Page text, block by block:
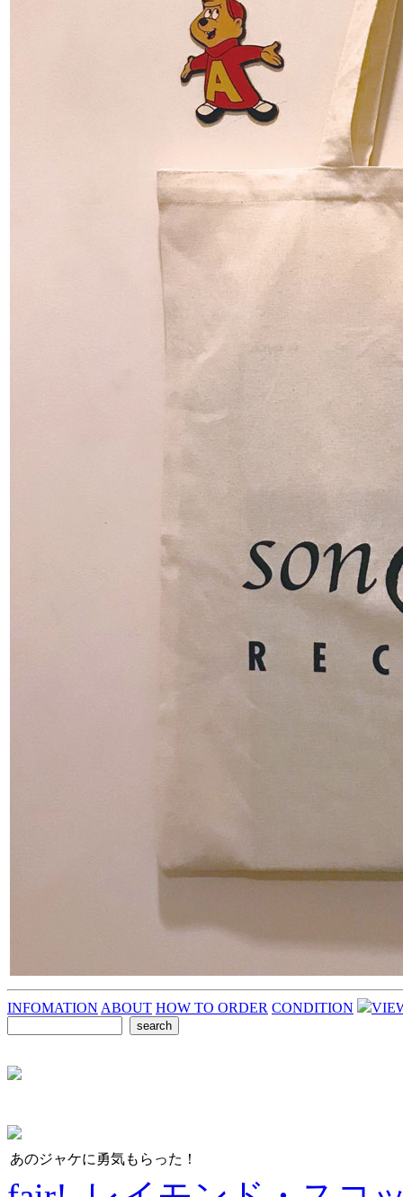
INFOMATION ABOUT HOW TO ORDER CONDITION
あのジャケに勇気もらった！